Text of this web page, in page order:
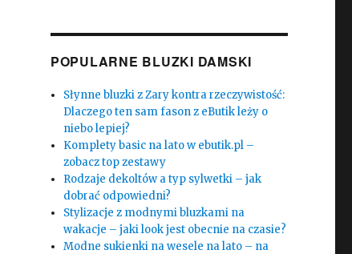
POPULARNE BLUZKI DAMSKI
Słynne bluzki z Zary kontra rzeczywistość:
Dlaczego ten sam fason z eButik leży o
niebo lepiej?
Komplety basic na lato w ebutik.pl –
zobacz top zestawy
Rodzaje dekoltów a typ sylwetki – jak
dobrać odpowiedni?
Stylizacje z modnymi bluzkami na
wakacje – jaki look jest obecnie na czasie?
Modne sukienki na wesele na lato – na